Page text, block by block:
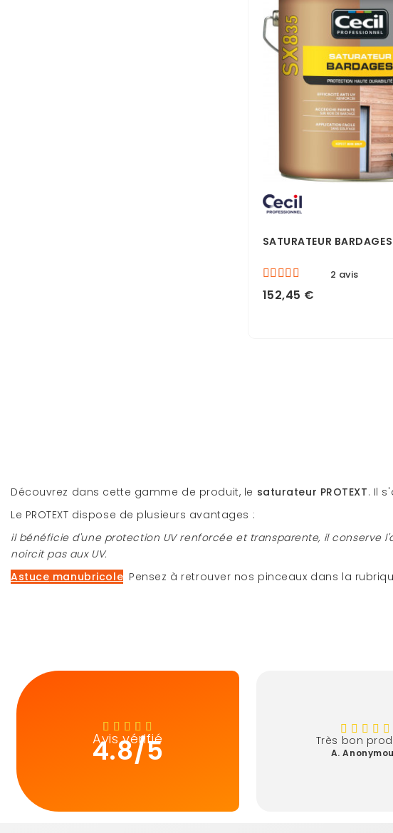
SATURATEUR
2 avis
152,45 €
Découvrez dans cette gamme de produit, le saturateur PROTEXT. Il
Le PROTEXT dispose de plusieurs avantages :
il bénéficie d'une protection UV renforcée et transparente, il conserve
noircit pas aux UV.
Astuce manubricole Pensez à retrouver nos pinceaux dans la
Avis vérifié
4.8/5 Très bon
A.